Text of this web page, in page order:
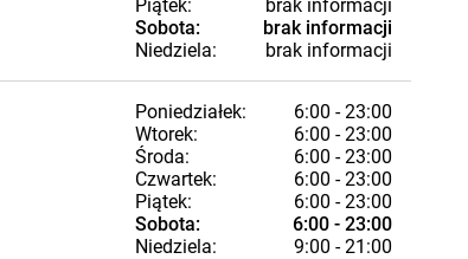
Piątek:
brak informacji
Sobota:
brak informacji
Niedziela:
brak informacji
Poniedziałek:
6:00 - 23:00
Wtorek:
6:00 - 23:00
Środa:
6:00 - 23:00
Czwartek:
6:00 - 23:00
Piątek:
6:00 - 23:00
Sobota:
6:00 - 23:00
Niedziela:
9:00 - 21:00